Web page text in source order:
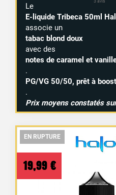
Le
E-liquide Tribeca 50ml
associe un
tabac blond doux
avec des
notes de caramel et
.
PG/VG 50/50, prêt à
.
Prix moyens constatés
EN RUPTURE
EN RUPTURE
19,99 €
EN RUPTURE